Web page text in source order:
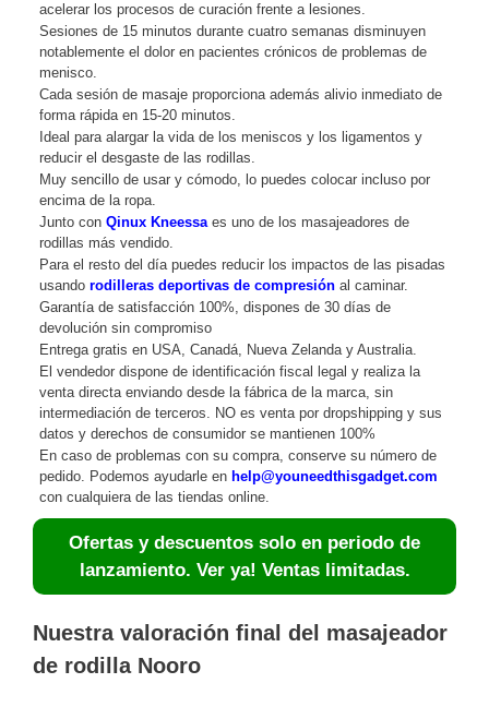
acelerar los procesos de curación frente a lesiones.
Sesiones de 15 minutos durante cuatro semanas disminuyen
notablemente el dolor en pacientes crónicos de problemas de
menisco.
Cada sesión de masaje proporciona además alivio inmediato de
forma rápida en 15-20 minutos.
Ideal para alargar la vida de los meniscos y los ligamentos y
reducir el desgaste de las rodillas.
Muy sencillo de usar y cómodo, lo puedes colocar incluso por
encima de la ropa.
Junto con Qinux Kneessaes uno de los masajeadores de
rodillas más vendido.
Para el resto del día puedes reducir los impactos de las pisadas
usando rodilleras deportivas de compresión al caminar.
Garantía de satisfacción 100%, dispones de 30 días de
devolución sin compromiso
Entrega gratis en USA, Canadá, Nueva Zelanda y Australia.
El vendedor dispone de identificación fiscal legal y realiza la
venta directa enviando desde la fábrica de la marca, sin
intermediación de terceros. NO es venta por dropshipping y sus
datos y derechos de consumidor se mantienen 100%
En caso de problemas con su compra, conserve su número de
pedido. Podemos ayudarle en help@youneedthisgadget.com
con cualquiera de las tiendas online.
Ofertas y descuentos solo en periodo de
lanzamiento. Ver ya! Ventas limitadas.
Nuestra valoración final del masajeador
de rodilla Nooro